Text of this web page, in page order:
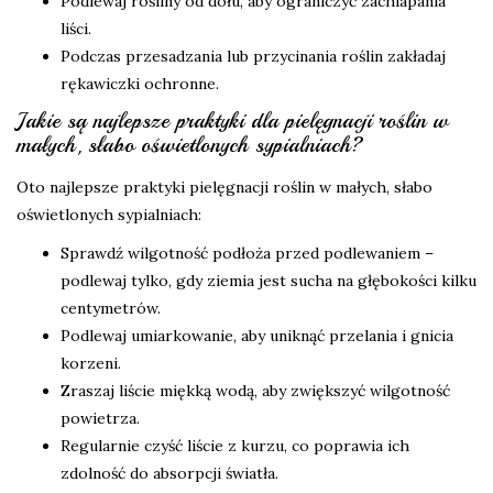
liści.
Podczas przesadzania lub przycinania roślin zakładaj
rękawiczki ochronne.
Jakie są najlepsze praktyki dla pielęgnacji roślin w
małych, słabo oświetlonych sypialniach?
Oto najlepsze praktyki pielęgnacji roślin w małych, słabo
oświetlonych sypialniach:
Sprawdź wilgotność podłoża przed podlewaniem –
podlewaj tylko, gdy ziemia jest sucha na głębokości kilku
centymetrów.
Podlewaj umiarkowanie, aby uniknąć przelania i gnicia
korzeni.
Zraszaj liście miękką wodą, aby zwiększyć wilgotność
powietrza.
Regularnie czyść liście z kurzu, co poprawia ich
zdolność do absorpcji światła.